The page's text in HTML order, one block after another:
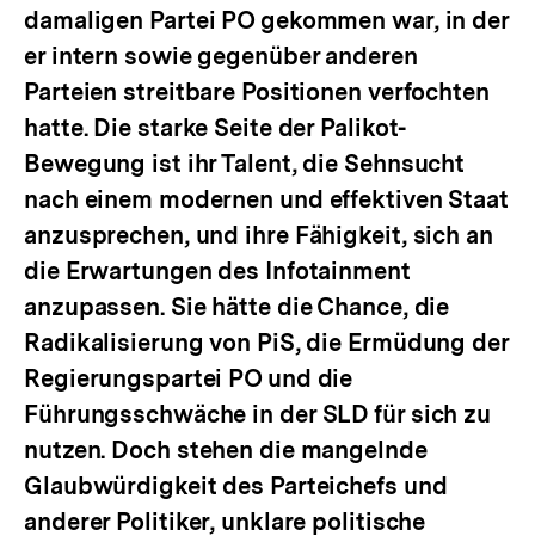
damaligen Partei PO gekommen war, in der
er intern sowie gegenüber anderen
Parteien streitbare Positionen verfochten
hatte. Die starke Seite der Palikot-
Bewegung ist ihr Talent, die Sehnsucht
nach einem modernen und effektiven Staat
anzusprechen, und ihre Fähigkeit, sich an
die Erwartungen des Infotainment
anzupassen. Sie hätte die Chance, die
Radikalisierung von PiS, die Ermüdung der
Regierungspartei PO und die
Führungsschwäche in der SLD für sich zu
nutzen. Doch stehen die mangelnde
Glaubwürdigkeit des Parteichefs und
anderer Politiker, unklare politische